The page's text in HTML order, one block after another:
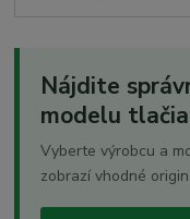
Nájdite
modelu
Vyberte výrobcu a
zobrazí vhodné